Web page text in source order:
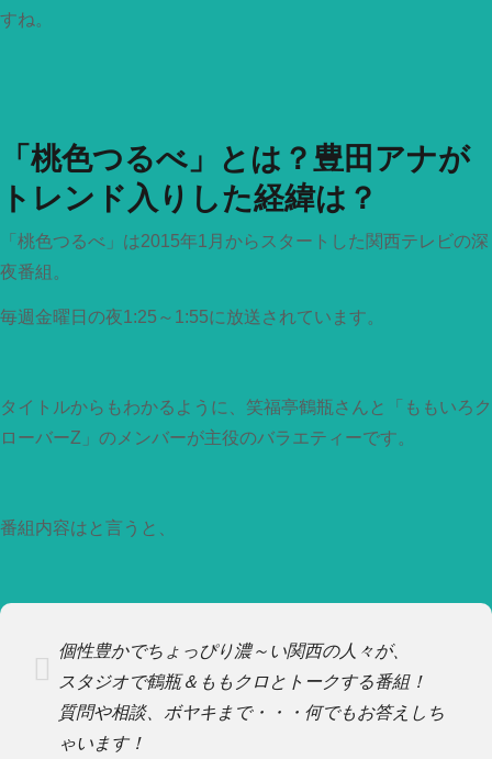
すね。
「桃色つるべ」とは？豊田アナが
トレンド入りした経緯は？
「桃色つるべ」は2015年1月からスタートした関西テレビの深
夜番組。
毎週金曜日の夜1:25～1:55に放送されています。
タイトルからもわかるように、笑福亭鶴瓶さんと「ももいろク
ローバーZ」のメンバーが主役のバラエティーです。
番組内容はと言うと、
個性豊かでちょっぴり濃～い関西の人々が、
スタジオで鶴瓶＆ももクロとトークする番組！
質問や相談、ボヤキまで・・・何でもお答えしち
ゃいます！